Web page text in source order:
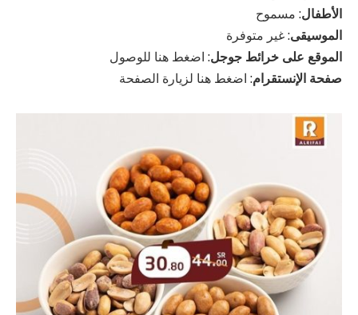
الأطفال: مسموح
الموسيقى: غير متوفرة
الموقع على خرائط جوجل: اضغط هنا للوصول
صفحة الإنستقرام: اضغط هنا لزيارة الصفحة